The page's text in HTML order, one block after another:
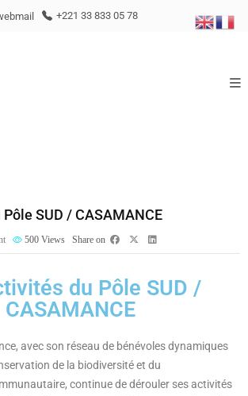
+221 33 833 05 78
SUD / CASAMANCE
500 Views Share on
du Pôle SUD /
CASAMANCE
avec son réseau de bénévoles dynamiques
de la biodiversité et du
continue de dérouler ses activités